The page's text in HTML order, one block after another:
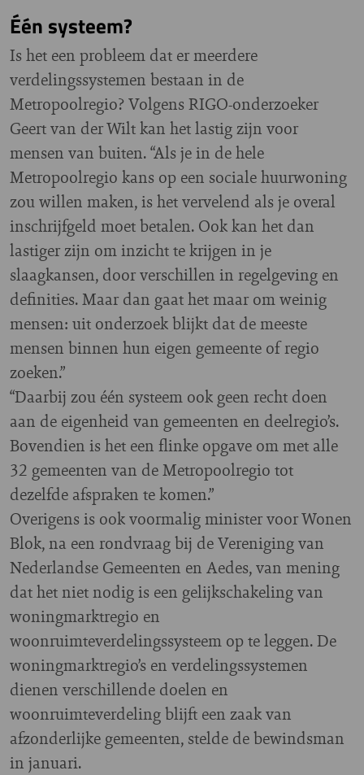
Één systeem?
Is het een probleem dat er meerdere
verdelingssystemen bestaan in de
Metropoolregio? Volgens RIGO-onderzoeker
Geert van der Wilt kan het lastig zijn voor
mensen van buiten. “Als je in de hele
Metropoolregio kans op een sociale huurwoning
zou willen maken, is het vervelend als je overal
inschrijfgeld moet betalen. Ook kan het dan
lastiger zijn om inzicht te krijgen in je
slaagkansen, door verschillen in regelgeving en
definities. Maar dan gaat het maar om weinig
mensen: uit onderzoek blijkt dat de meeste
mensen binnen hun eigen gemeente of regio
zoeken.”
“Daarbij zou één systeem ook geen recht doen
aan de eigenheid van gemeenten en deelregio’s.
Bovendien is het een flinke opgave om met alle
32 gemeenten van de Metropoolregio tot
dezelfde afspraken te komen.”
Overigens is ook voormalig minister voor Wonen
Blok, na een rondvraag bij de Vereniging van
Nederlandse Gemeenten en Aedes, van mening
dat het niet nodig is een gelijkschakeling van
woningmarktregio en
woonruimteverdelingssysteem op te leggen. De
woningmarktregio’s en verdelingssystemen
dienen verschillende doelen en
woonruimteverdeling blijft een zaak van
afzonderlijke gemeenten, stelde de bewindsman
in januari.